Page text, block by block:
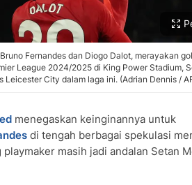
Fernandes dan Diogo Dalot, merayakan
League 2024/2025 di King Power Stadium,
City dalam laga ini. (Adrian Dennis /
menegaskan keinginannya untuk
di tengah berbagai spekulasi
masih jadi andalan Setan